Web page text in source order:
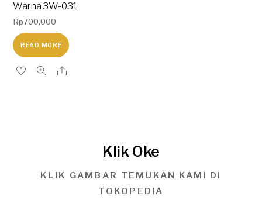
Warna 3W-031
Rp700,000
READ MORE
Klik Oke
KLIK GAMBAR TEMUKAN KAMI DI
TOKOPEDIA